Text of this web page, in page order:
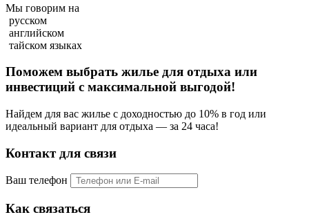
Мы говорим на
русском
английском
тайском языках
Поможем выбрать жилье для отдыха или
инвестиций с максимальной выгодой!
Найдем для вас жилье с доходностью до 10% в год или
идеальный вариант для отдыха — за 24 часа!
Контакт для связи
Ваш телефон
Как связаться